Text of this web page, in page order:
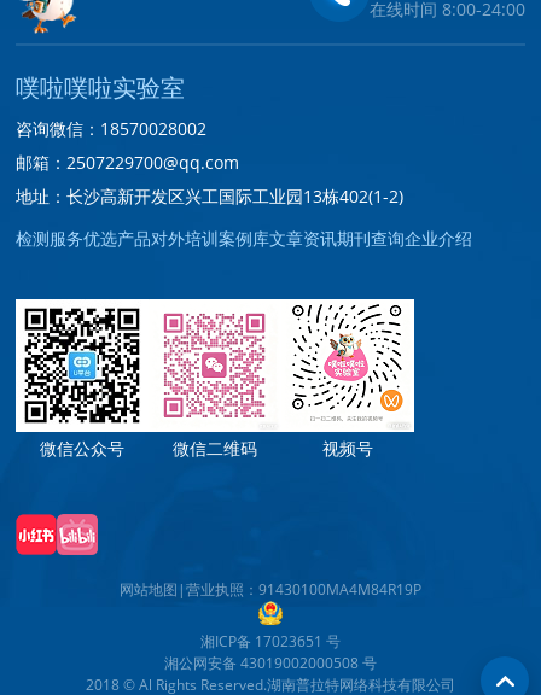
在线时间 8:00-24:00
噗啦噗啦实验室
咨询微信：18570028002
邮箱：2507229700@qq.com
地址：长沙高新开发区兴工国际工业园13栋402(1-2)
检测服务优选产品对外培训案例库文章资讯期刊查询企业介绍
微信公众号 微信二维码 视频号
网站地图 |营业执照：91430100MA4M84R19P
湘ICP备 17023651 号
湘公网安备 43019002000508 号
2018 © Al Rights Reserved.湖南普拉特网络科技有限公司